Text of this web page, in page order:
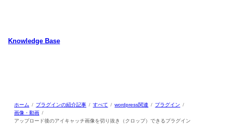
スKnowledge Base
ホーム プラグインの紹介記事 すべて wordpress関連
プラグイン
画像・動画
アップロード後のアイキャッチ画像を切り抜き（クロップ）できるプラグイン